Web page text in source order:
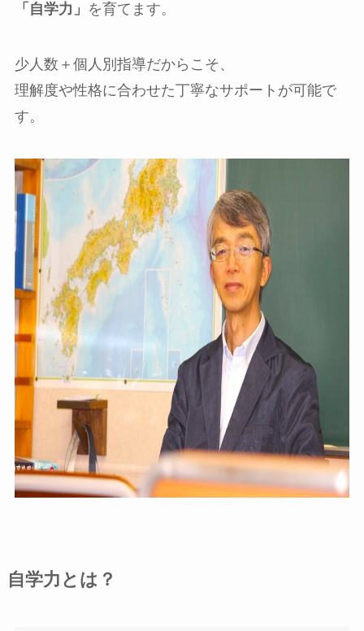
「自学力」 を育てます。
少人数＋個人別指導だからこそ、
理解度や性格に合わせた丁寧なサポートが可能で
す。
自学力とは？